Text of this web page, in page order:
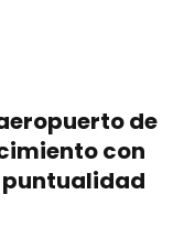
de
con
puntualidad